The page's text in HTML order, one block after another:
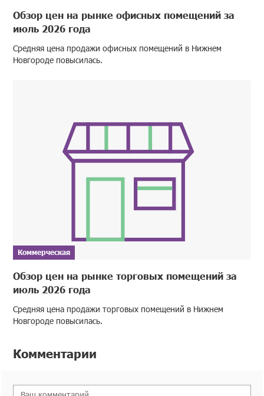
Обзор цен на рынке офисных помещений за
июль 2026 года
Средняя цена продажи офисных помещений в Нижнем
Новгороде повысилась.
Коммерческая
Обзор цен на рынке торговых помещений за
июль 2026 года
Средняя цена продажи торговых помещений в Нижнем
Новгороде повысилась.
Комментарии